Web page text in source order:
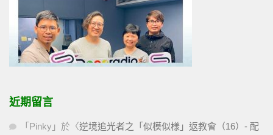
近期留言
「 Pinky 」於〈逆境追光者之「似模似樣」返教會（16）- 配